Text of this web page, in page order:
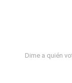
Dime a quién